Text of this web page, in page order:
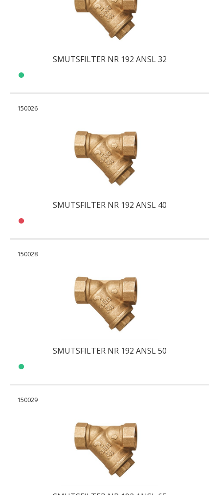
SMUTSFILTER NR 192 ANSL 32
150026
SMUTSFILTER NR 192 ANSL 40
150028
SMUTSFILTER NR 192 ANSL 50
150029